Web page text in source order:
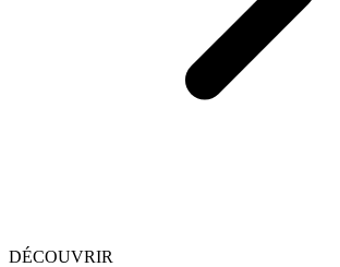
DÉCOUVRIR